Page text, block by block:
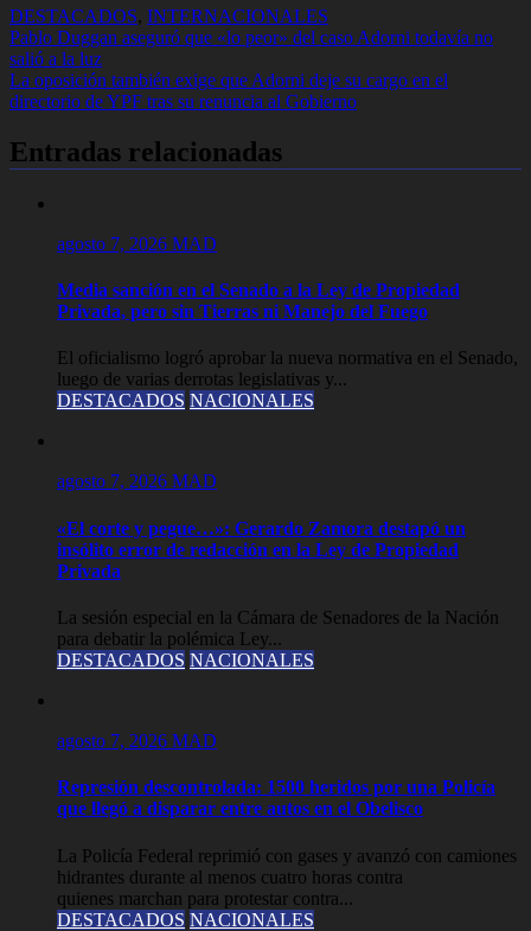
DESTACADOS, INTERNACIONALES
Navegación
de
entradas
Pablo Duggan aseguró que «lo peor» del caso Adorni todavía no
salió a la luz
La oposición también exige que Adorni deje su cargo en el
directorio de YPF tras su renuncia al Gobierno
Entradas relacionadas
agosto 7, 2026 MAD
Media sanción en el Senado a la Ley de Propiedad
Privada, pero sin Tierras ni Manejo del Fuego
El oficialismo logró aprobar la nueva normativa en el Senado,
luego de varias derrotas legislativas y...
DESTACADOS NACIONALES
agosto 7, 2026 MAD
«El corte y pegue…»: Gerardo Zamora destapó un
insólito error de redacción en la Ley de Propiedad
Privada
La sesión especial en la Cámara de Senadores de la Nación
para debatir la polémica Ley...
DESTACADOS NACIONALES
agosto 7, 2026 MAD
Represión descontrolada: 1500 heridos por una Policía
que llegó a disparar entre autos en el Obelisco
La Policía Federal reprimió con gases y avanzó con camiones
hidrantes durante al menos cuatro horas contra
quienes marchan para protestar contra...
DESTACADOS NACIONALES